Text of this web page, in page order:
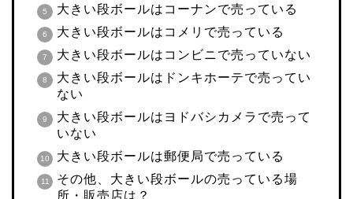
大きい段ボールはコーナンで売っている
大きい段ボールはコメリで売っている
大きい段ボールはコンビニで売っていない
大きい段ボールはドンキホーテで売ってい
ない
大きい段ボールはヨドバシカメラで売って
いない
大きい段ボールは郵便局で売っている
その他、大きい段ボールの売っている場
所・販売店は？